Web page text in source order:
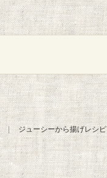
ジューシーから揚げレシピ